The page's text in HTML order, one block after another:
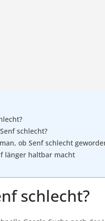
schlecht?
ob Senf schlecht
länger haltbar macht
schlecht?